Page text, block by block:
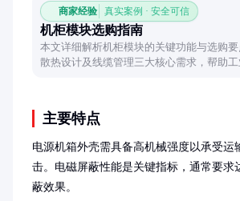
商家经验 真实案例 · 安全可信
机柜模块选购指南
本文详细解析机柜模块的关键功能与选购要
散热设计及线缆管理三大核心需求，帮助
主要特点
电源机箱外壳需具备高机械强度以承受运
击。电磁屏蔽性能是关键指标，通常要求
蔽效果。